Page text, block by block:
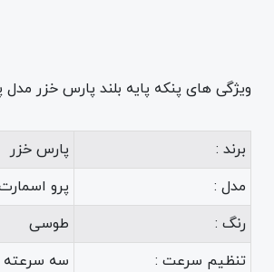
ویژگی های پنکه پایه بلند پارس خزر مدل
برند :
پارس خزر
مدل :
پرو
رنگ :
طوسی
تنظیم سرعت :
سه سرعته